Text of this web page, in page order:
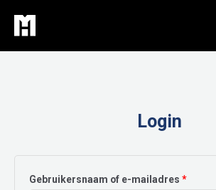
naar
de
Login
Gebruikersnaam of e-mailadres *Vereist